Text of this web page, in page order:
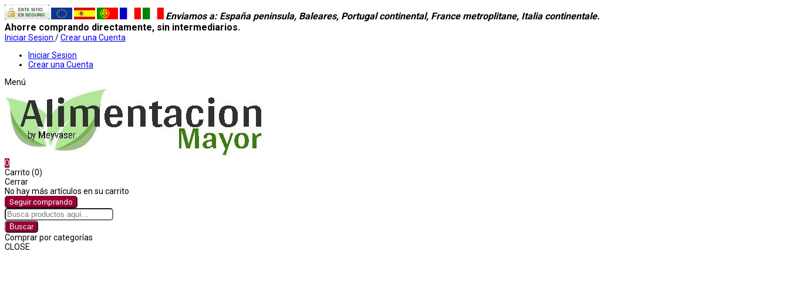
Enviamos a: España peninsula, Baleares, Portugal continental, France metroplitane, Italia continentale.
Ahorre comprando directamente, sin intermediarios.
Iniciar Sesion /Crear una Cuenta
Iniciar Sesion
Crear una Cuenta
Menú
0
Carrito (0)
Cerrar
No hay más artículos en su carrito
Seguir comprando
Buscar
Comprar por categorías
CLOSE